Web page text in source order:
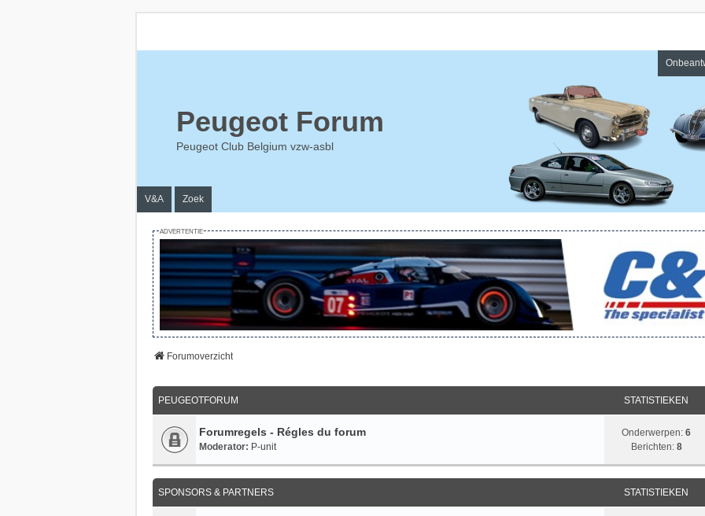
Peugeot Forum
Peugeot Club Belgium vzw-asbl
V&A Zoek
ADVERTENTIE
Forumoverzicht
PEUGEOTFORUM STATISTIEKEN
Forumregels - Régles du forum
Moderator: P-unit
Onderwerpen: 6
Berichten: 8
SPONSORS & PARTNERS STATISTIEKEN